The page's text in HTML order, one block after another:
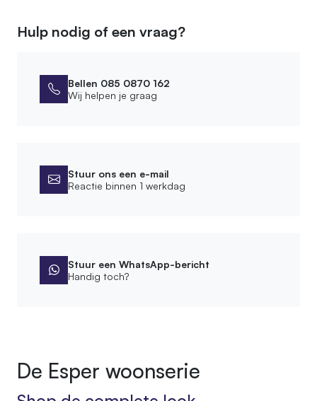
Hulp nodig of een vraag?
Bellen 085 0870 162
Wij helpen je graag
Stuur ons een e-mail
Reactie binnen 1 werkdag
Stuur een WhatsApp-bericht
Handig toch?
De Esper woonserie